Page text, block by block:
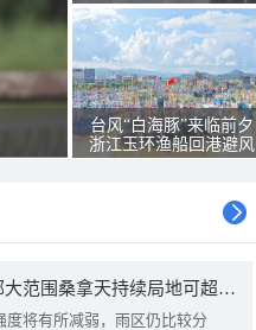
台风“白海豚”来临前夕
浙江玉环渔船回港避风
我国降雨强度进一步减弱 中东部大范围桑拿天持续局地可超38℃
度将有所减弱，雨区仍比较分